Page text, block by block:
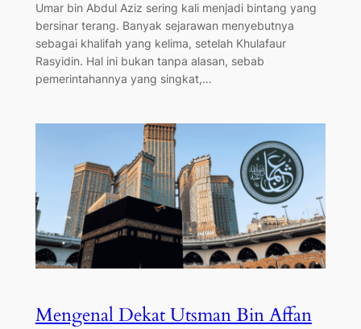
Umar bin Abdul Aziz sering kali menjadi bintang yang
bersinar terang. Banyak sejarawan menyebutnya
sebagai khalifah yang kelima, setelah Khulafaur
Rasyidin. Hal ini bukan tanpa alasan, sebab
pemerintahannya yang singkat,…
Mengenal Dekat Utsman Bin Affan